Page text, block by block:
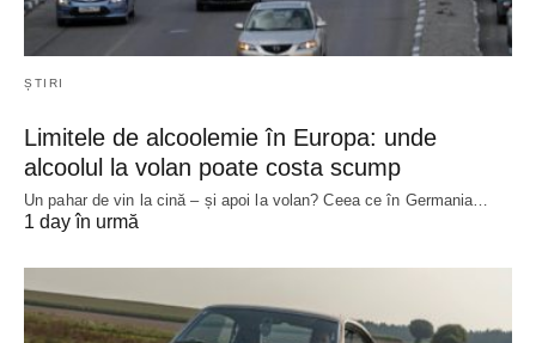
ȘTIRI
Limitele de alcoolemie în Europa: unde
alcoolul la volan poate costa scump
Un pahar de vin la cină – și apoi la volan? Ceea ce în Germania…
1 day în urmă